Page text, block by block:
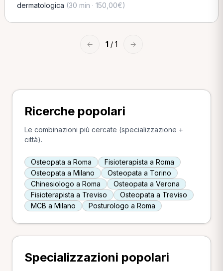
dermatologica (30 min · 150,00€)
← 1 / 1 →
Ricerche popolari
Le combinazioni più cercate (specializzazione +
città).
Osteopata a Roma
Fisioterapista a Roma
Osteopata a Milano
Osteopata a Torino
Chinesiologo a Roma
Osteopata a Verona
Fisioterapista a Treviso
Osteopata a Treviso
MCB a Milano
Posturologo a Roma
Specializzazioni popolari